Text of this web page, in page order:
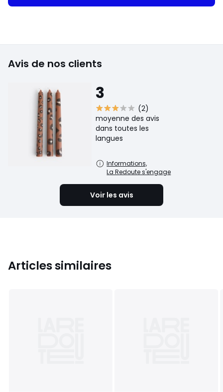
Avis de nos clients
3
(2)
moyenne des avis
dans toutes les
langues
Informations,
La Redoute s'engage
Voir les avis
Articles similaires